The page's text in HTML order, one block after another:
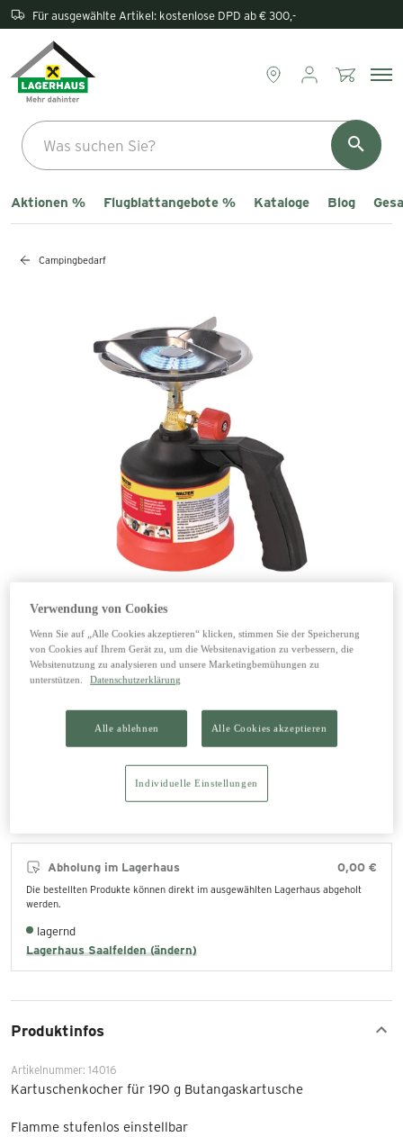
Rückgabe direkt im Lagerhaus
Aktionen % Flugblattangebote % Kataloge Blog
Campingbedarf
Gas-Kocher Camper
16,49 €
In den Warenkorb legen
Abholung im Lagerhaus 0,00 €
Die bestellten Produkte können direkt im ausgewählten Lagerhaus abgeholt
werden.
lagernd
Lagerhaus Saalfelden (ändern)
Produktinfos
Artikelnummer: 14016
Kartuschenkocher für 190 g Butangaskartusche
Flamme stufenlos einstellbar
Verwendung von Cookies
Wenn Sie auf „Alle Cookies akzeptieren“ klicken, stimmen Sie der Speicherung
von Cookies auf Ihrem Gerät zu, um die Websitenavigation zu verbessern, die
Websitenutzung zu analysieren und unsere Marketingbemühungen zu
unterstützen.
Datenschutzerklärung
Alle ablehnen Alle Cookies akzeptieren
Individuelle Einstellungen